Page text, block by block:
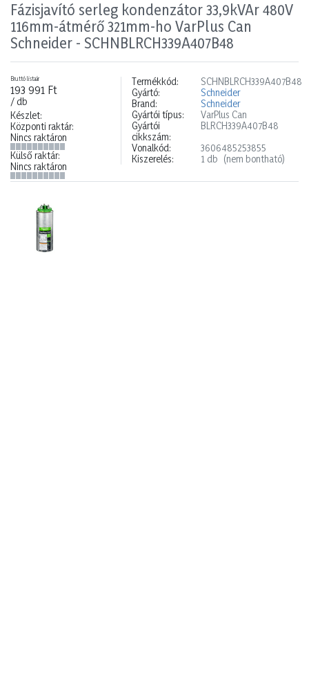
Fázisjavító serleg kondenzátor 33,9kVAr 480V
116mm-átmérő 321mm-ho VarPlus Can
Schneider - SCHNBLRCH339A407B48
Bruttó listaár
193 991 Ft
/ db
Készlet:
Központi raktár:
Nincs raktáron
Külső raktár:
Nincs raktáron
Termékkód:
SCHNBLRCH339A407B48
Gyártó:
Schneider
Brand:
Schneider
Gyártói típus:
VarPlus Can
Gyártói
cikkszám:
BLRCH339A407B48
Vonalkód:
3606485253855
Kiszerelés:
1 db (nem bontható)